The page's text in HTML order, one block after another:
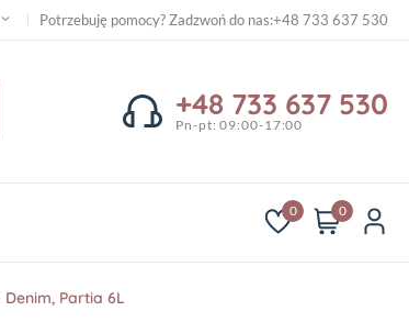
Potrzebuję pomocy? Zadzwoń do nas:+48 733 637 530
+48 733 637 530
Pn-pt: 09:00-17:00
0 0
Partia 6L